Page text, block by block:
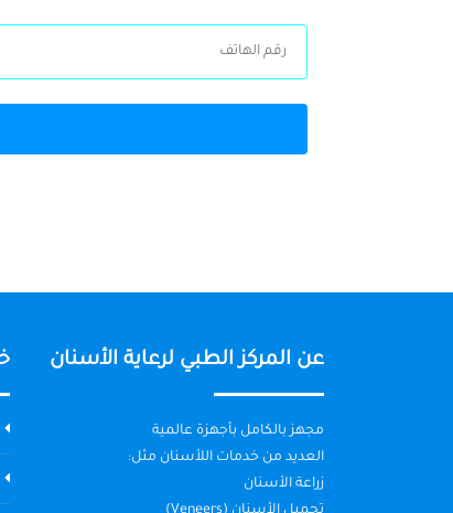
عن المركز الطبي لرعاية الأسنان
مجهز بالكامل بأجهزة عالمية
العديد من خدمات اللأسنان مثل:
زراعة الأسنان